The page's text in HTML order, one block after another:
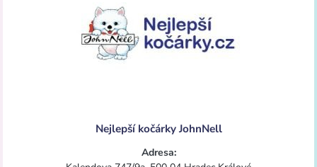
Nejlepší kočárky JohnNell
Adresa: